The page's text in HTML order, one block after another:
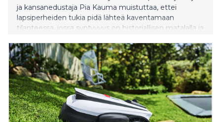
ja kansanedustaja Pia Kauma muistuttaa, ettei
lapsiperheiden tukia pidä lähteä kaventamaan
tilanteessa, jossa syntyvyys on historiallisen matalalla ja
Kauman mukaan SDP:n Joona Räsäsen esittämä
tulosidonnainen lapsilisä tarkoittaisi käytännössä uutta
veroa keskituloisille lapsiperheille.